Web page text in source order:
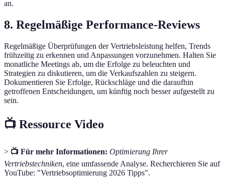
an.
8. Regelmäßige Performance-Reviews
Regelmäßige Überprüfungen der Vertriebsleistung helfen, Trends
frühzeitig zu erkennen und Anpassungen vorzunehmen. Halten Sie
monatliche Meetings ab, um die Erfolge zu beleuchten und
Strategien zu diskutieren, um die Verkaufszahlen zu steigern.
Dokumentieren Sie Erfolge, Rückschläge und die daraufhin
getroffenen Entscheidungen, um künftig noch besser aufgestellt zu
sein.
📺 Ressource Video
> 📺 Für mehr Informationen: Optimierung Ihrer
Vertriebstechniken, eine umfassende Analyse. Recherchieren Sie auf
YouTube: "Vertriebsoptimierung 2026 Tipps".